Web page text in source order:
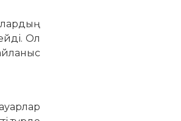
Ол